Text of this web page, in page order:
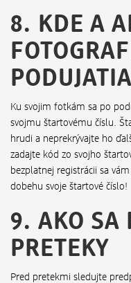
8. KDE A
Ku svojim fotkám sa po
svojmu štartovému číslu.
hrudi a neprekrývajte ho
zadajte kód zo svojho
bezplatnej registrácii sa
dobehu svoje štartové číslo!
9. AKO SA
PRETEKY
Pred pretekmi sledujte